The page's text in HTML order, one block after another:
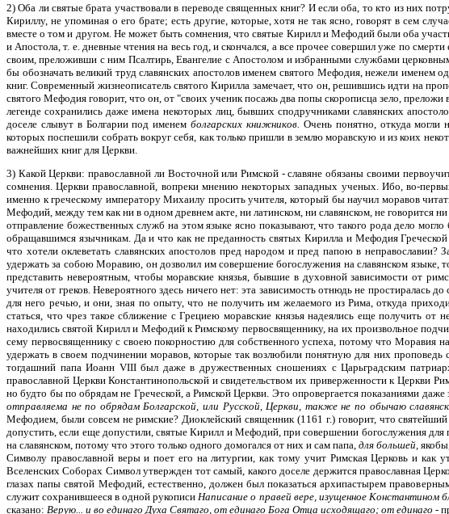
2) Оба ли святые брата участвовали в переводе священных книг? И если оба, то кто из них
Кириллу, не упоминая о его брате; есть другие, которые, хотя не так ясно, говорят в сем
вместе о том и другом. Не может быть сомнения, что святые Кирилл и Мефодий были оба
и Апостола, т. е. дневные чтения на весь год, и скончался, а все прочее совершил уже по
своим, преложивши с ним Псалтирь, Евангелие с Апостолом и избранными службами
бы обозначать великий труд славянских апостолов именем святого Мефодия, нежели именем
книг. Современный жизнеописатель святого Кирилла замечает, что он, решившись идти на
святого Мефодия говорит, что он, от "своих ученик посажь два попы скорописца зело,
легенде сохранились даже имена некоторых лиц, бывших сподручниками славянских
доселе слывут в Болгарии под именемболгарских книжников. Очень понятно, откуда могли
которых поспешили собрать вокруг себя, как только пришли в землю моравскую и из коих
важнейших книг для Церкви.
3) Какой Церкви: православной ли Восточной или Римской - славяне обязаны своими
сомнения. Церкви православной, вопреки мнению некоторых западных ученых. Ибо, во-
именно к греческому императору Михаилу просить учителя, который бы научил моравов
Мефодий, между тем как ни в одном древнем акте, ни латинском, ни славянском, не
отправление божественных служб на этом языке ясно показывают, что такого рода дело
обращавшимся язычникам. Да и что как не преданность святых Кирилла и Мефодия
что хотели оклеветать славянских апостолов пред народом и пред папою в
удержать за собою Моравию, он дозволил им совершение богослужения на славянском языке,
представить невероятным, чтобы моравские князья, бывшие в духовной зависимости от
учителя от греков. Невероятного здесь ничего нет: эта зависимость отнюдь не
для него речью, и они, зная по опыту, что не получить им желаемого из Рима, откуда
статься, что чрез такое сближение с Грециею моравские князья надеялись еще получить
находились святой Кирилл и Мефодий к Римскому первосвященнику, на их произвольное
сему первосвященнику с своею покорностию для собственного успеха, потому что Моравия
удержать в своем подчинении моравов, которые так возлюбили понятную для них проповедь
тогдашний папа Иоанн VIII был даже в дружественных сношениях с Царьградским
православной Церкви Константинопольской и свидетельством их приверженности к Церкви
но будто бы по обрядам не Греческой, а Римской Церкви. Это опровергается показаниями
отправляема не по обрядам Болгарской, или Русской, Церкви, также не по обычаю
Мефодием, были совсем не римские? Диоклейский священник (1161 г.) говорит, что
допустить, если еще допустили, святые Кирилл и Мефодий, при совершении богослужения
на славянском, потому что этого только одного домогался от них и сам папа,для большей,якобы,
Символу православной веры и поет его на литургии, как тому учит Римская Церковь и как
Вселенских Соборах Символ утвержден тот самый, какого доселе держится православная
глазах папы святой Мефодий, естественно, должен был показаться архипастырем
служит сохранившееся в одной рукописи Написание о правей вере, изущенное Константином
сказано: Верую... и во единаго Духа Святаго, от единаго Бога Отца исходящаго; от единаго -